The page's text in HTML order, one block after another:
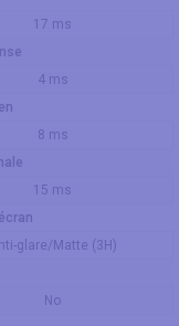
17 ms
4 ms
8 ms
15 ms
glare/Matte (3H)
No